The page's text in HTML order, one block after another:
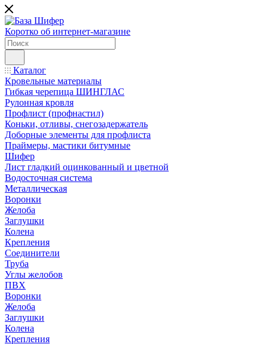
Коротко об интернет-магазине
Каталог
Кровельные материалы
Гибкая черепица ШИНГЛАС
Рулонная кровля
Профлист (профнастил)
Коньки, отливы, снегозадержатель
Доборные элементы для профлиста
Праймеры, мастики битумные
Шифер
Лист гладкий оцинкованный и цветной
Водосточная система
Металлическая
Воронки
Желоба
Заглушки
Колена
Крепления
Соединители
Труба
Углы желобов
ПВХ
Воронки
Желоба
Заглушки
Колена
Крепления